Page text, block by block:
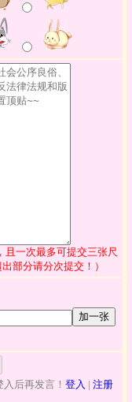
且一次最多可提交三张尺
部分请分次提交！）
加一张
后再发言！ 登入 | 注册